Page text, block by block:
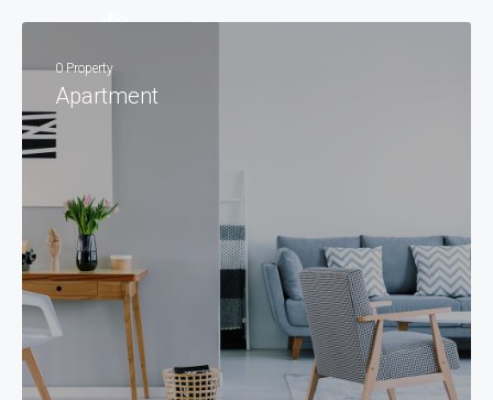
0 Property
Apartment